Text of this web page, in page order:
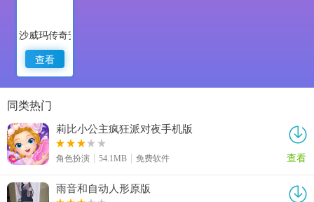
沙威玛传奇安卓版
查看
同类热门
莉比小公主疯狂派对夜手机版
角色扮演 54.1MB 免费软件 查看
雨音和自动人形原版